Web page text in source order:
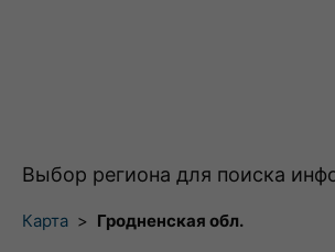
Выбор региона для поиска
Карта > Гродненская обл.